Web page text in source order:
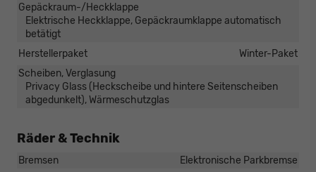
Gepäckraum-/Heckklappe
Elektrische Heckklappe, Gepäckraumklappe automatisch
betätigt
Herstellerpaket
Winter-Paket
Scheiben, Verglasung
Privacy Glass (Heckscheibe und hintere Seitenscheiben
abgedunkelt), Wärmeschutzglas
Räder & Technik
Bremsen
Elektronische Parkbremse